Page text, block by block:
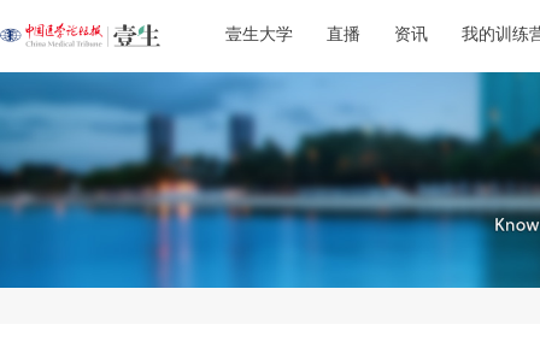
壹生大学 直播 资讯 我的训练